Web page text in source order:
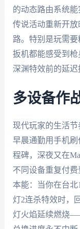
的动态路由系统
传说活动重新开
路。特别是玩需
扳机都能感受到
深渊特效前的延迟
多设备作
现代玩家的生活节
早晨通勤用手机
程碑，深夜又在
不同设备重复付
本能：当你在台北
灯2连杀特效时，
灯火焰延续燃烧